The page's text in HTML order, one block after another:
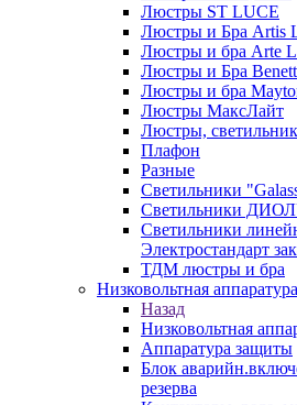
Люстры ST LUCE
Люстры и Бра Artis
Люстры и бра Arte
Люстры и Бра
Люстры и бра
Люстры МаксЛайт
Люстры,
Плафон
Разные
Светильники
Светильники
Светильники
Электростандарт
ТДМ люстры и бра
Низковольтная аппаратура
Назад
Низковольтная
Аппаратура защиты
Блок
резерва